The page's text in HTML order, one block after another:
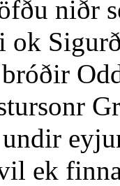
niðr
ok
ek